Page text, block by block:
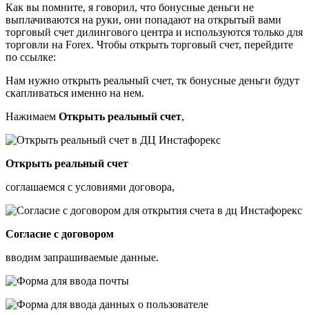
Как вы помните, я говорил, что бонусные деньги не
выплачиваются на руки, они попадают на открытый вами
торговый счет дилингового центра и используются только для
торговли на Forex. Чтобы открыть торговый счет, перейдите
по ссылке:
Нам нужно открыть реальный счет, тк бонусные деньги будут
скапливаться именно на нем.
Нажимаем Открыть реальный счет,
Открыть реальный счет
соглашаемся с условиями договора,
Согласие с договором
вводим запрашиваемые данные.